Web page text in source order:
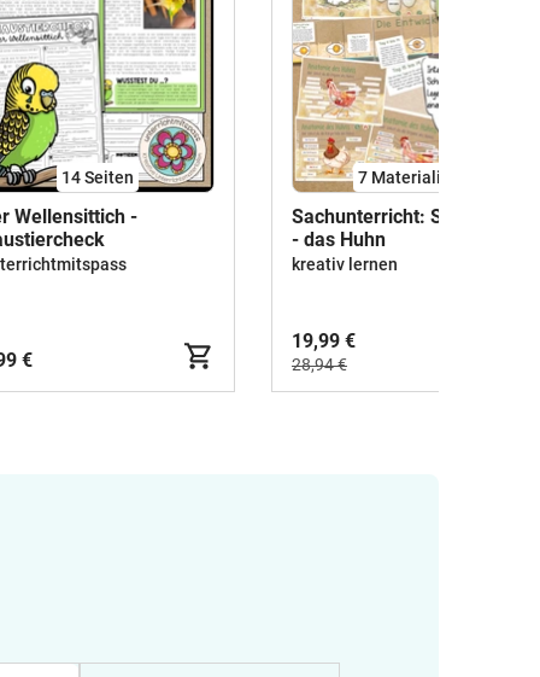
14Seiten
Wellensittich -
€
7 Materialien
Sachunterricht: Sparpaket
- das Huhn
kreativ lernen
19,99 €
28,94 €